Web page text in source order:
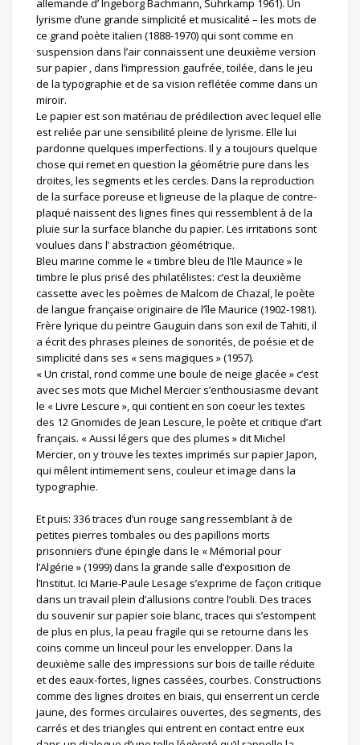
allemande d’ Ingeborg Bachmann, Suhrkamp 1961). Un
lyrisme d’une grande simplicité et musicalité – les mots de
ce grand poète italien (1888-1970) qui sont comme en
suspension dans l’air connaissent une deuxième version
sur papier , dans l’impression gaufrée, toilée, dans le jeu
de la typographie et de sa vision reflétée comme dans un
miroir.
Le papier est son matériau de prédilection avec lequel elle
est reliée par une sensibilité pleine de lyrisme. Elle lui
pardonne quelques imperfections. Il y a toujours quelque
chose qui remet en question la géométrie pure dans les
droites, les segments et les cercles. Dans la reproduction
de la surface poreuse et ligneuse de la plaque de contre-
plaqué naissent des lignes fines qui ressemblent à de la
pluie sur la surface blanche du papier. Les irritations sont
voulues dans l’ abstraction géométrique.
Bleu marine comme le « timbre bleu de l’Ile Maurice » le
timbre le plus prisé des philatélistes: c’est la deuxième
cassette avec les poèmes de Malcom de Chazal, le poète
de langue française originaire de l’île Maurice (1902-1981).
Frère lyrique du peintre Gauguin dans son exil de Tahiti, il
a écrit des phrases pleines de sonorités, de poésie et de
simplicité dans ses « sens magiques » (1957).
« Un cristal, rond comme une boule de neige glacée » c’est
avec ses mots que Michel Mercier s’enthousiasme devant
le « Livre Lescure », qui contient en son coeur les textes
des 12 Gnomides de Jean Lescure, le poète et critique d’art
français. « Aussi légers que des plumes » dit Michel
Mercier, on y trouve les textes imprimés sur papier Japon,
qui mêlent intimement sens, couleur et image dans la
typographie.
Et puis: 336 traces d’un rouge sang ressemblant à de
petites pierres tombales ou des papillons morts
prisonniers d’une épingle dans le « Mémorial pour
l’Algérie » (1999) dans la grande salle d’exposition de
l’Institut. Ici Marie-Paule Lesage s’exprime de façon critique
dans un travail plein d’allusions contre l’oubli. Des traces
du souvenir sur papier soie blanc, traces qui s’estompent
de plus en plus, la peau fragile qui se retourne dans les
coins comme un linceul pour les envelopper. Dans la
deuxième salle des impressions sur bois de taille réduite
et des eaux-fortes, lignes cassées, courbes. Constructions
comme des lignes droites en biais, qui enserrent un cercle
jaune, des formes circulaires ouvertes, des segments, des
carrés et des triangles qui entrent en contact entre eux